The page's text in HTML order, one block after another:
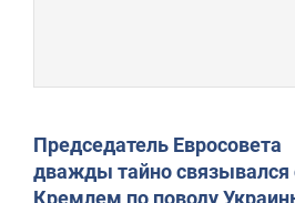
Председатель Евросовета
дважды тайно связывался
Кремлем по поводу